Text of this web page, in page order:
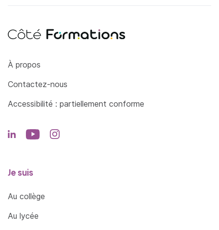
Côté Formations
À propos
Contactez-nous
Accessibilité : partiellement conforme
Je suis
Au collège
Au lycée